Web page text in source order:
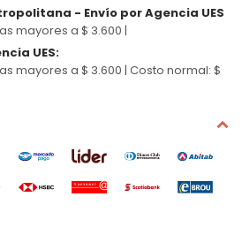
- Envío por Agencia UES
mayores a $ 3.600 |
UES:
mayores a $ 3.600 | Costo normal: $